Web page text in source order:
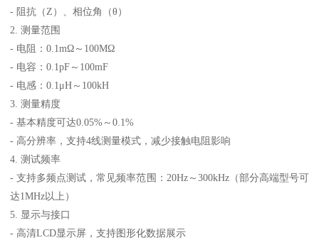
- 阻抗（Z）、相位角（θ）
2. 测量范围
- 电阻：0.1mΩ～100MΩ
- 电容：0.1pF～100mF
- 电感：0.1μH～100kH
3. 测量精度
- 基本精度可达0.05%～0.1%
- 高分辨率，支持4线测量模式，减少接触电阻影响
4. 测试频率
- 支持多频点测试，常见频率范围：20Hz～300kHz（部分高端型号可
达1MHz以上）
5. 显示与接口
- 高清LCD显示屏，支持图形化数据展示